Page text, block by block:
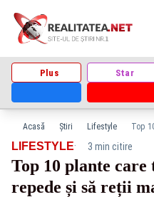
Plus Star
Acasă Știri Lifestyle
LIFESTYLE· 3 min citire
Top 10 plante
repede și să reții